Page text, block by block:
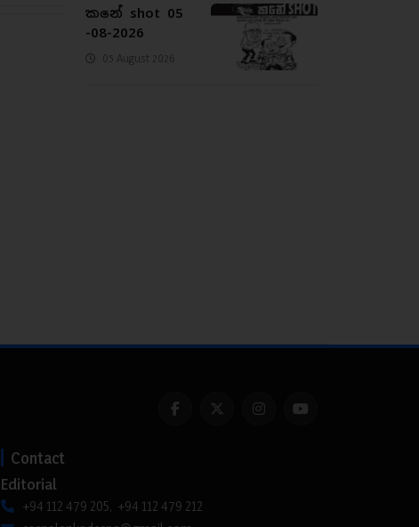
කනේ shot 05
-08-2026
05 August 2026
Contact
Editorial
+94 112 479 205, +94 112 479 212